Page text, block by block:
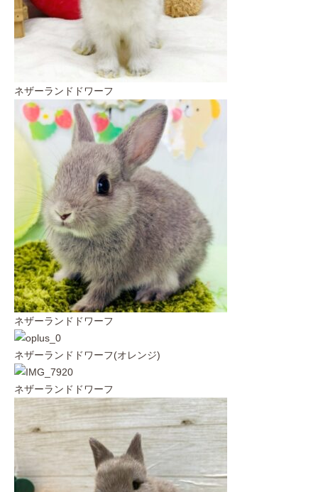
ネザーランドドワーフ
ネザーランドドワーフ
ネザーランドドワーフ(オレンジ)
ネザーランドドワーフ